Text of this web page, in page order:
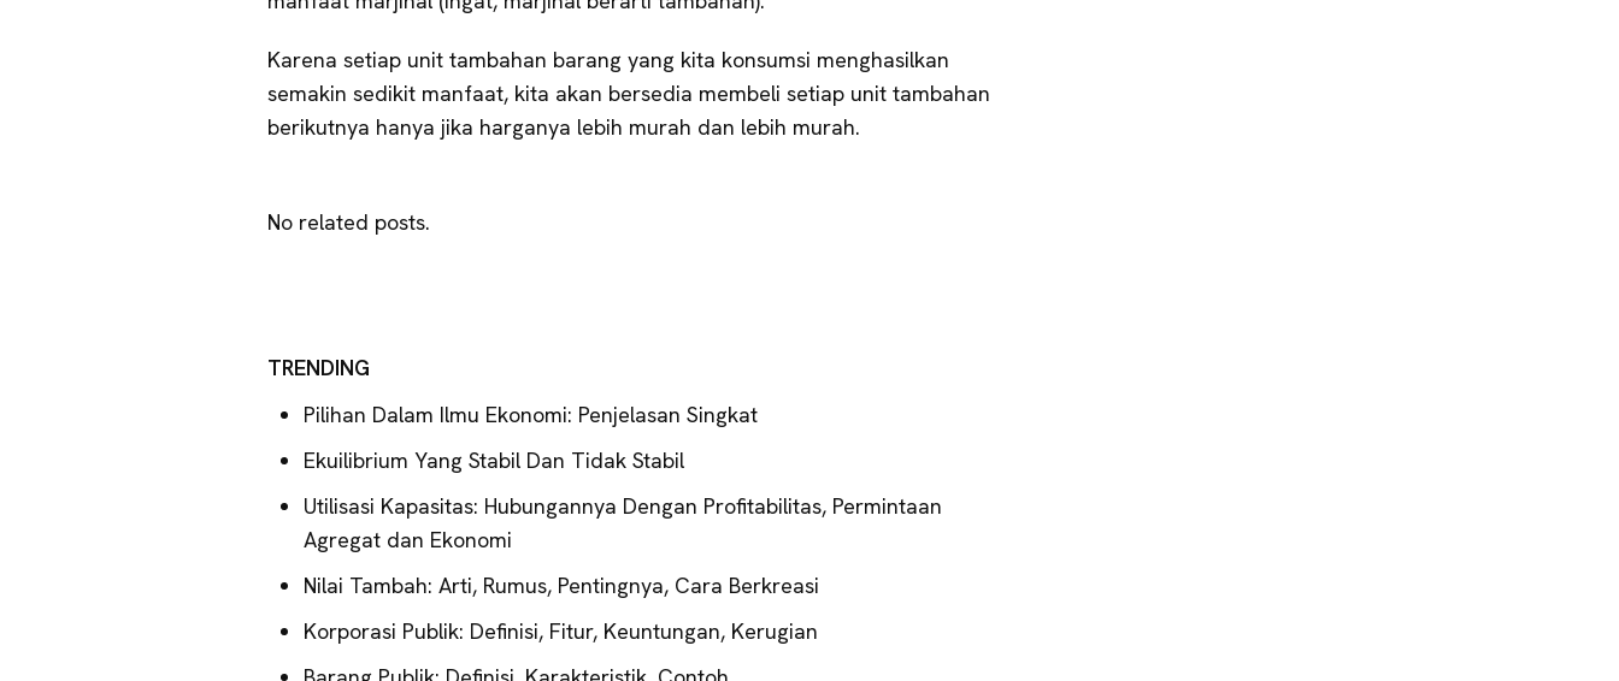
Karena setiap unit tambahan barang yang kita konsumsi menghasilkan
semakin sedikit manfaat, kita akan bersedia membeli setiap unit tambahan
berikutnya hanya jika harganya lebih murah dan lebih murah.
No related posts.
TRENDING
Pilihan Dalam Ilmu Ekonomi: Penjelasan Singkat
Ekuilibrium Yang Stabil Dan Tidak Stabil
Utilisasi Kapasitas: Hubungannya Dengan Profitabilitas, Permintaan
Agregat dan Ekonomi
Nilai Tambah: Arti, Rumus, Pentingnya, Cara Berkreasi
Korporasi Publik: Definisi, Fitur, Keuntungan, Kerugian